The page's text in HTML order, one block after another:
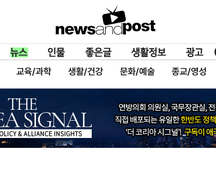
교육/과학 생활/건강 문화/예술 종교/영성